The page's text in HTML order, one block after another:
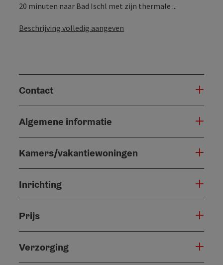
20 minuten naar Bad Ischl met zijn thermale ...
Beschrijving volledig aangeven
Contact
Algemene informatie
Kamers/vakantiewoningen
Inrichting
Prijs
Verzorging